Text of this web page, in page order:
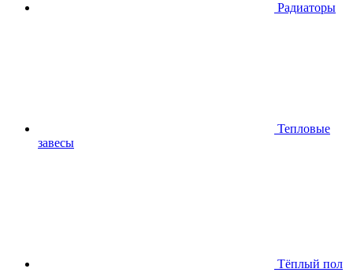
Радиаторы
Тепловые
завесы
Тёплый пол